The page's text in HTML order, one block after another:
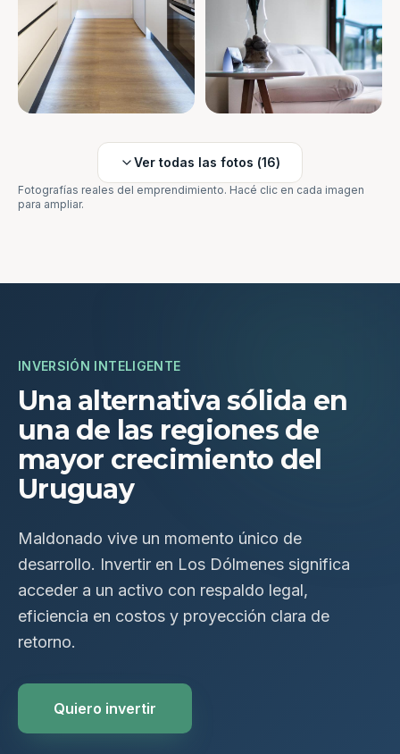
Ver todas las fotos (16)
Fotografías reales del emprendimiento. Hacé clic en cada imagen
para ampliar.
INVERSIÓN INTELIGENTE
Una alternativa sólida en
una de las regiones de
mayor crecimiento del
Uruguay
Maldonado vive un momento único de
desarrollo. Invertir en Los Dólmenes significa
acceder a un activo con respaldo legal,
eficiencia en costos y proyección clara de
retorno.
Quiero invertir